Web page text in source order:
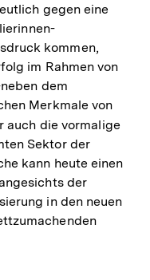
gegen eine
kommen,
im Rahmen von
dem
Merkmale von
auch die vormalige
Sektor der
kann heute einen
der
in den neuen